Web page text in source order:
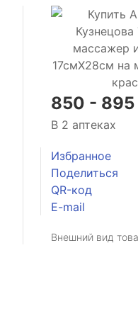
850 - 895
В 2 аптеках
Избранное
Поделиться
QR-код
E-mail
Внешний вид